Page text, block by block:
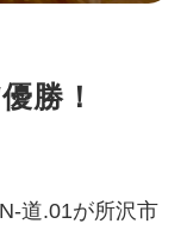
優勝！
道.01が所沢市